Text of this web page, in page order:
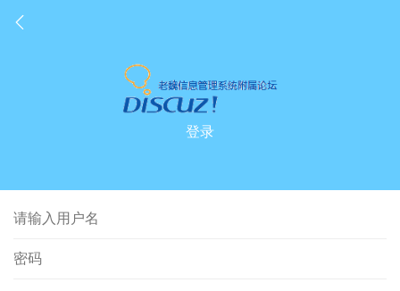
登录